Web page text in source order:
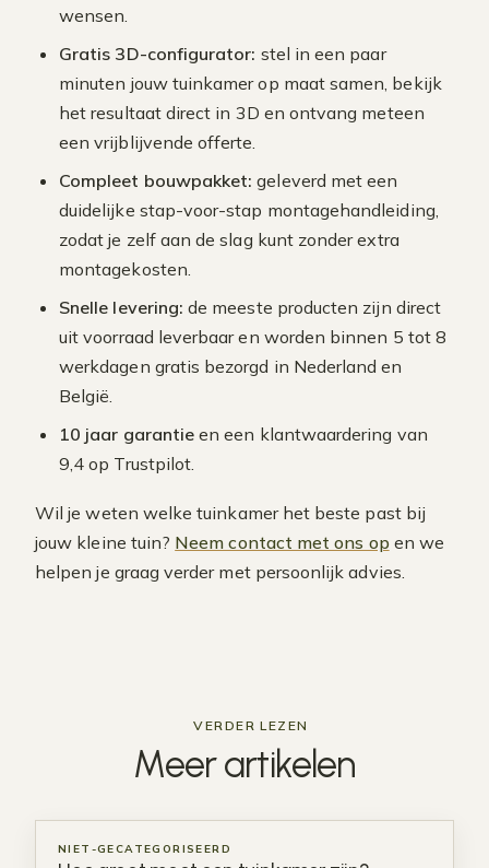
wensen.
Gratis 3D-configurator: stel in een paar
minuten jouw tuinkamer op maat samen, bekijk
het resultaat direct in 3D en ontvang meteen
een vrijblijvende offerte.
Compleet bouwpakket: geleverd met een
duidelijke stap-voor-stap montagehandleiding,
zodat je zelf aan de slag kunt zonder extra
montagekosten.
Snelle levering: de meeste producten zijn direct
uit voorraad leverbaar en worden binnen 5 tot 8
werkdagen gratis bezorgd in Nederland en
België.
10 jaar garantie en een klantwaardering van
9,4 op Trustpilot.
Wil je weten welke tuinkamer het beste past bij
jouw kleine tuin? Neem contact met ons op en we
helpen je graag verder met persoonlijk advies.
VERDER LEZEN
Meerartikelen
NIET-GECATEGORISEERD